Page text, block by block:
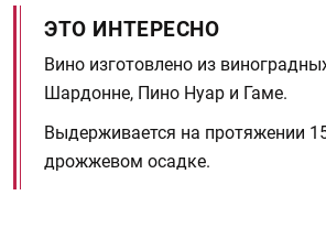
ЭТО ИНТЕРЕСНО
Вино изготовлено из
Шардонне, Пино Нуар и Гаме.
Выдерживается на протяжении
дрожжевом осадке.